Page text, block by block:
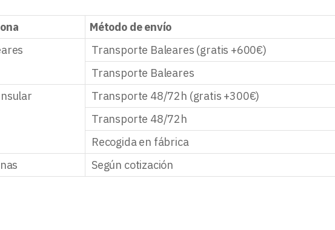
Método de envío
Transporte Baleares (gratis +600€)
Transporte Baleares
Transporte 48/72h (gratis +300€)
Transporte 48/72h
Recogida en fábrica
Según cotización